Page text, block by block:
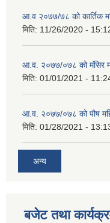
आ.व २०७७/७८ को कार्तिक
मिति: 11/26/2020 -
आ.व. २०७७/०७८ को मंसिर
मिति: 01/01/2021 -
आ.व. २०७७/०७८ को पौष
मिति: 01/28/2021 -
अन्य
बजेट तथा